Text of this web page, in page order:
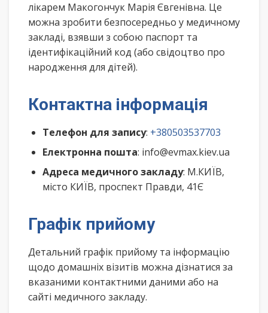
лікарем Макогончук Марія Євгенівна. Це
можна зробити безпосередньо у медичному
закладі, взявши з собою паспорт та
ідентифікаційний код (або свідоцтво про
народження для дітей).
Контактна інформація
Телефон для запису: +380503537703
Електронна пошта: info@evmax.kiev.ua
Адреса медичного закладу: М.КИЇВ,
місто КИЇВ, проспект Правди, 41Є
Графік прийому
Детальний графік прийому та інформацію
щодо домашніх візитів можна дізнатися за
вказаними контактними даними або на
сайті медичного закладу.